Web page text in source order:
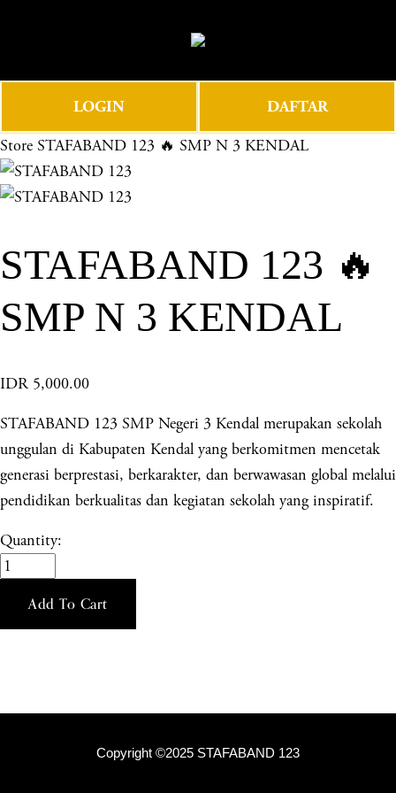
e
e
n
u
LOGIN DAFTAR
Store STAFABAND 123 🔥 SMP N 3 KENDAL
STAFABAND 123 🔥
SMP N 3 KENDAL
IDR 5,000.00
STAFABAND 123 SMP Negeri 3 Kendal merupakan sekolah
unggulan di Kabupaten Kendal yang berkomitmen mencetak
generasi berprestasi, berkarakter, dan berwawasan global melalui
pendidikan berkualitas dan kegiatan sekolah yang inspiratif.
Quantity:
Add To Cart
Copyright ©2025 STAFABAND 123